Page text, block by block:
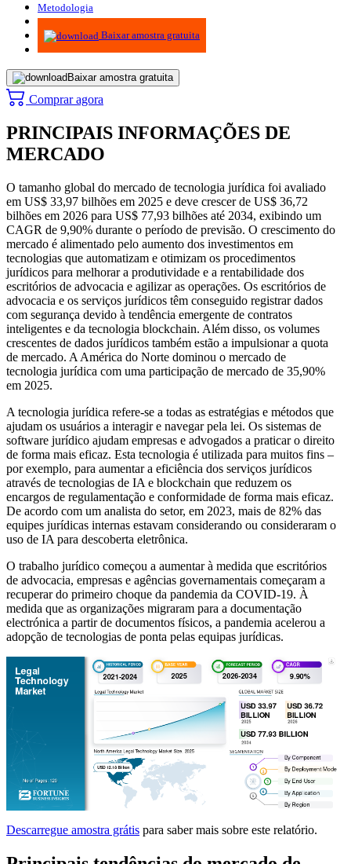
Metodologia
Infográficos
Baixar amostra gratuita
Baixar amostra gratuita
Comprar agora
PRINCIPAIS INFORMAÇÕES DE
MERCADO
O tamanho global do mercado de tecnologia jurídica foi avaliado
em US$ 33,97 bilhões em 2025 e deve crescer de US$ 36,72
bilhões em 2026 para US$ 77,93 bilhões até 2034, exibindo um
CAGR de 9,90% durante o período de previsão. O crescimento do
mercado é alimentado pelo aumento dos investimentos em
tecnologias que automatizam e otimizam os procedimentos
jurídicos para melhorar a produtividade e a rentabilidade dos
escritórios de advocacia e agilizar as operações. Os escritórios de
advocacia e os serviços jurídicos têm conseguido registrar dados
com segurança devido à tendência emergente de contratos
inteligentes e da tecnologia blockchain. Além disso, os volumes
crescentes de dados jurídicos também estão a impulsionar a quota
de mercado. A América do Norte dominou o mercado de
tecnologia jurídica com uma participação de mercado de 35,90%
em 2025.
A tecnologia jurídica refere-se a todas as estratégias e métodos que
ajudam os usuários a interagir e navegar pela lei. Os sistemas de
software jurídico ajudam empresas e advogados a praticar o direito
de forma mais eficaz. Esta tecnologia é utilizada para muitos fins –
por exemplo, para aumentar a eficiência dos serviços jurídicos
através de tecnologias de IA e blockchain que reduzem os
encargos de regulamentação e conformidade de forma mais eficaz.
De acordo com um analista do setor, em 2023, mais de 82% das
equipes jurídicas internas estavam considerando ou consideraram o
uso de IA para descoberta eletrônica.
O trabalho jurídico começou a aumentar à medida que escritórios
de advocacia, empresas e agências governamentais começaram a
recuperar do primeiro choque da pandemia da COVID-19. À
medida que as organizações migraram para a documentação
electrónica a partir de documentos físicos, a pandemia acelerou a
adopção de tecnologias de ponta pelas equipas jurídicas.
Descarregue amostra grátis para saber mais sobre este relatório.